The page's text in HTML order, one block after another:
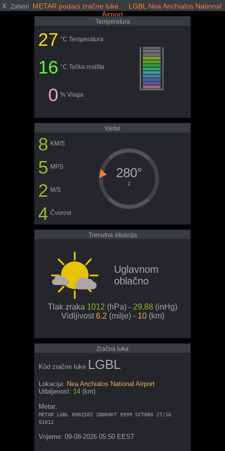
X Zatvori
METAR podaci zračne luke LGBL Nea Anchialos National
Airport
Temperatura
27 °C Temperatura
16 °C Točka rosišta
0 % Vlaga
Vjetar
8 KM/S
5 MPS
2 M/S
4 Čvorovi
280°
Z
Trenutna situacija
Uglavnom
oblačno
Tlak zraka 1012 (hPa) - 29.88 (inHg)
Vidljivost6.2 (milje) - 10 (km)
Zračna luka
Kôd zračne luke LGBL
Lokacija: Nea Anchialos National Airport
Udaljenost: 14 (km)
Metar:
METAR LGBL 090250Z 28004KT 9999 SCT080 27/16
Q1012
Vrijeme: 09-08-2026 05:50 EEST